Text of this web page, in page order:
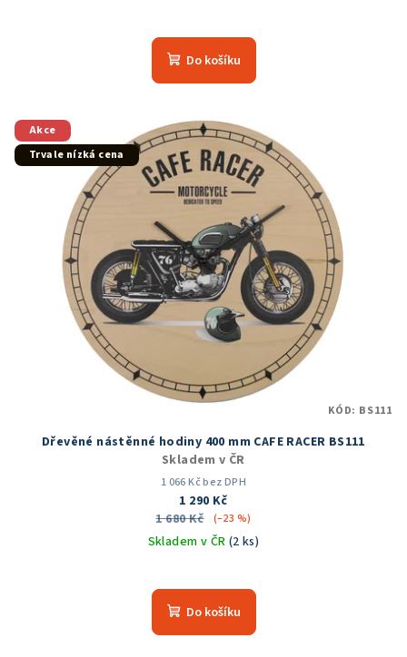
Do košíku
Akce
Trvale nízká cena
Dřevěné nástěnné hodiny 400 mm CAFE RACER BS111
Skladem v ČR
1 066 Kč bez DPH
1 290 Kč
1 680 Kč
(–23 %)
Skladem v ČR (2 ks)
hodnocení
produktu
Do košíku
KÓD: BS111